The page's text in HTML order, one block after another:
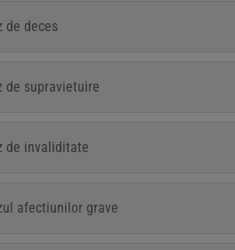
de deces
de supravietuire
de invaliditate
afectiunilor grave